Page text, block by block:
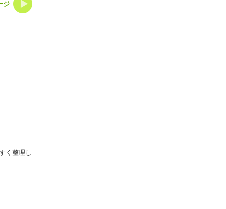
ジ
く整理し